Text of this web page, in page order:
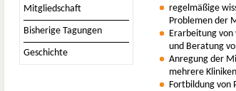
Mitgliedschaft
Bisherige Tagungen
Geschichte
regelmäßige
Problemen der
Erarbeitung von
und Beratung
Anregung der
mehrere
Fortbildung von